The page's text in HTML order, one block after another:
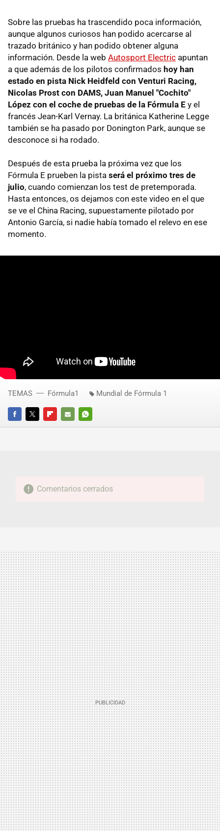
Sobre las pruebas ha trascendido poca información,
aunque algunos curiosos han podido acercarse al
trazado británico y han podido obtener alguna
información. Desde la web Autosport Electric apuntan
a que además de los pilotos confirmados hoy han
estado en pista Nick Heidfeld con Venturi Racing,
Nicolas Prost con DAMS, Juan Manuel "Cochito"
López con el coche de pruebas de la Fórmula E y el
francés Jean-Karl Vernay. La británica Katherine Legge
también se ha pasado por Donington Park, aunque se
desconoce si ha rodado.
Después de esta prueba la próxima vez que los
Fórmula E prueben la pista será el próximo tres de
julio, cuando comienzan los test de pretemporada.
Hasta entonces, os dejamos con este video en el que
se ve el China Racing, supuestamente pilotado por
Antonio García, si nadie había tomado el relevo en ese
momento.
FACEBOOKTWITTERFLIPBOARD
E-
WHATSAPP
TEMAS Fórmula1 Mundial de Fórmula 1
Comentarios cerrados